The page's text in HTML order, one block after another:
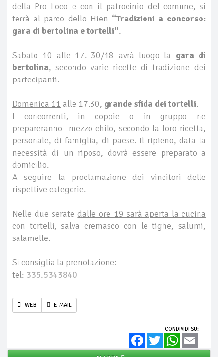
della Pro Loco e con il patrocinio del comune, si
terrà al parco dello Hien “Tradizioni a concorso:
gara di bertolina e tortelli".
Sabato 10 alle 17. 30/18 avrà luogo la gara di
bertolina, secondo varie ricette di tradizione dei
partecipanti.
Domenica 11 alle 17.30, grande sfida dei tortelli.
I concorrenti, in coppie o in gruppo ne
prepareranno mezzo chilo, secondo la loro ricetta,
personale, di famiglia, di paese. Il ripieno, data la
necessità di un riposo, dovrà essere preparato a
domicilio.
A seguire la proclamazione dei vincitori delle
rispettive categorie.
Nelle due seratedalle ore 19 sarà aperta la cucina
con tortelli, salva cremasco con le tighe, salumi,
salamelle.
Si consiglia la prenotazione:
tel: 335.5343840
WEB E-MAIL
CONDIVIDI SU:
FacebookTwitter WhatsApp